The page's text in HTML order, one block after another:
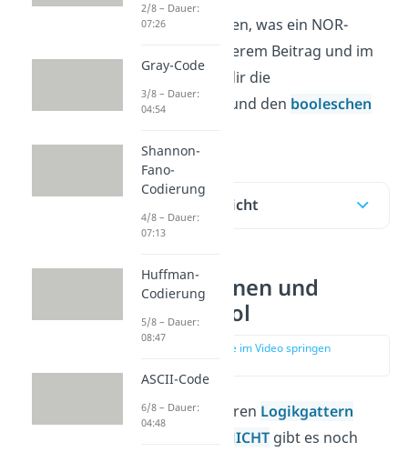
Du möchtest wissen, was ein NOR-
Gatter ist? Im unserem Beitrag und im
Videozeigen wir dir die
Wahrheitstabelle und den booleschen
Inhaltsübersicht
Kombinationen und
Schaltsymbol
zur Stelle im Video springen
Neben den simpleren Logikgattern
NICHT gibt es noch
2/8 – Dauer:
07:26
Gray-Code
3/8 – Dauer:
04:54
Shannon-
Fano-
Codierung
4/8 – Dauer:
07:13
Huffman-
Codierung
5/8 – Dauer:
08:47
ASCII-Code
6/8 – Dauer:
04:48